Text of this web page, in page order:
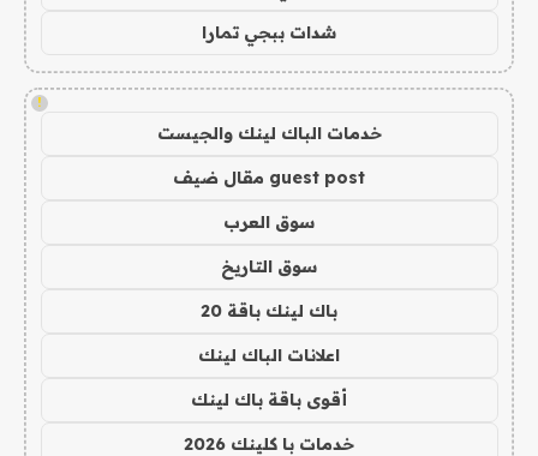
شدات ببجي تمارا
!
خدمات الباك لينك والجيست
guest post مقال ضيف
سوق العرب
سوق التاريخ
باك لينك باقة 20
اعلانات الباك لينك
أقوى باقة باك لينك
خدمات با كلينك 2026